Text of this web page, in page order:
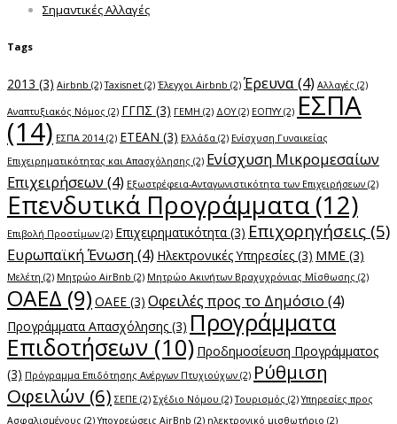
Σημαντικές Αλλαγές
Tags
2013 (3) Airbnb (2) Taxisnet (2) Έλεγχοι Airbnb (2) Έρευνα(4) Αλλαγές (2)
Αναπτυξιακός Νόμος (2) ΓΓΠΣ (3) ΓΕΜΗ (2) ΔΟΥ(2) ΕΟΠΥΥ(2) ΕΣΠΑ
(14) ΕΣΠΑ 2014 (2) ΕΤΕΑΝ (3) Ελλάδα (2) Ενίσχυση Γυναικείας
Επιχειρηματικότητας και Απασχόλησης (2) Ενίσχυση Μικρομεσαίων
Επιχειρήσεων (4) Εξωστρέφεια-Ανταγωνιστικότητα των Επιχειρήσεων (2)
Επενδυτικά Προγράμματα (12)
Επιβολή Προστίμων (2) Επιχειρηματικότητα (3) Επιχορηγήσεις (5)
Ευρωπαϊκή Ένωση(4) Ηλεκτρονικές Υπηρεσίες (3) ΜΜΕ (3)
Μελέτη (2) Μητρώο AirBnb (2) Μητρώο Ακινήτων Βραχυχρόνιας Μίσθωσης (2)
ΟΑΕΔ (9) ΟΑΕΕ (3) Οφειλές προς το Δημόσιο (4)
Προγράμματα Απασχόλησης (3) Προγράμματα
Επιδοτήσεων (10) Προδημοσίευση Προγράμματος
(3) Πρόγραμμα Επιδότησης Ανέργων Πτυχιούχων (2) Ρύθμιση
Οφειλών (6) ΣΕΠΕ (2) Σχέδιο Νόμου (2) Τουρισμός (2) Υπηρεσίες προς
Ασφαλισμένους (2) Υποχρεώσεις AirBnb (2) ηλεκτρονικό μισθωτήριο (2)